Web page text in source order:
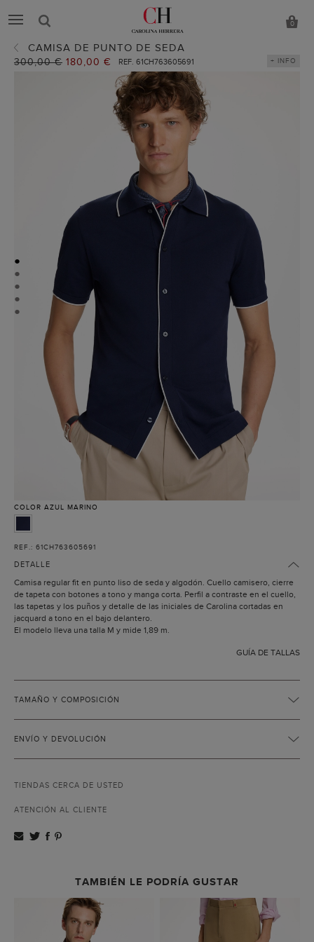
0
CAMISA DE PUNTO DE SEDA
Precio
300,00 € Precio
180,00 € REF. 61CH763605691 + INFO
●
●
●
●
●
COLOR AZUL MARINO
REF.: 61CH763605691
DETALLE
Camisa regular fit en punto liso de seda y algodón. Cuello camisero, cierre
de tapeta con botones a tono y manga corta. Perfil a contraste en el cuello,
las tapetas y los puños y detalle de las iniciales de Carolina cortadas en
jacquard a tono en el bajo delantero.
El modelo lleva una talla M y mide 1,89 m.
GUÍA DE TALLAS
TAMAÑO Y COMPOSICIÓN
ENVÍO Y DEVOLUCIÓN
TIENDAS CERCA DE USTED
ATENCIÓN AL CLIENTE
TAMBIÉN LE PODRÍA GUSTAR